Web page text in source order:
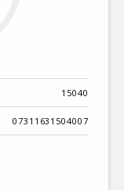
15040
07311631504007